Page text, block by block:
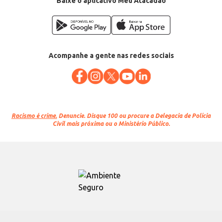
Acompanhe a gente nas redes sociais
Racismo é crime. Denuncie. Disque 100 ou procure a Delegacia de Polícia
Civil mais próxima ou o Ministério Público.